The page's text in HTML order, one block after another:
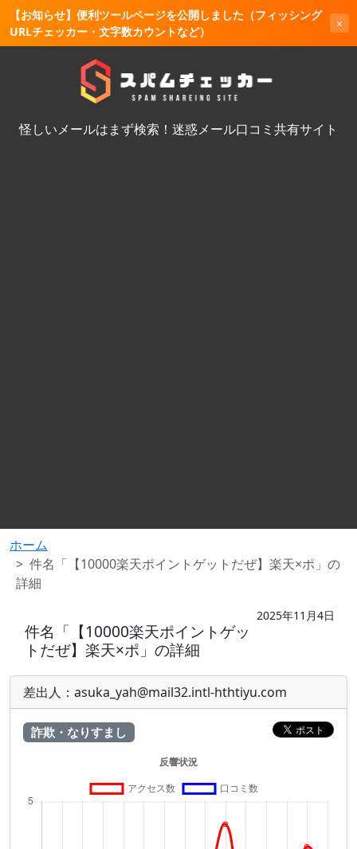
【お知らせ】便利ツールページを公開しました（フィッシング
URLチェッカー・文字数カウントなど）
×
怪しいメールはまず検索！迷惑メール口コミ共有サイト
ホーム
件名「【10000楽天ポイントゲットだぜ】楽天×ポ」の
詳細
件名「【10000楽天ポイントゲッ
トだぜ】楽天×ポ」の詳細
2025年11月4日
差出人：asuka_yah@mail32.intl-hthtiyu.com
詐欺・なりすまし